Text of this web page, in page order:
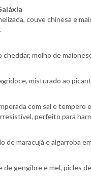
couve chinesa e
molho de
misturado ao
com sal e
perfeito para
de maracujá e algarroba
gengibre e mel, picles